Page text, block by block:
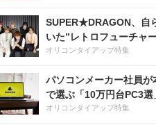
SUPER★DRAGON、自
いた”レトロフューチャ
オリコンタイアップ特集
パソコンメーカー社員が
で選ぶ「10万円台PC3選
オリコンタイアップ特集